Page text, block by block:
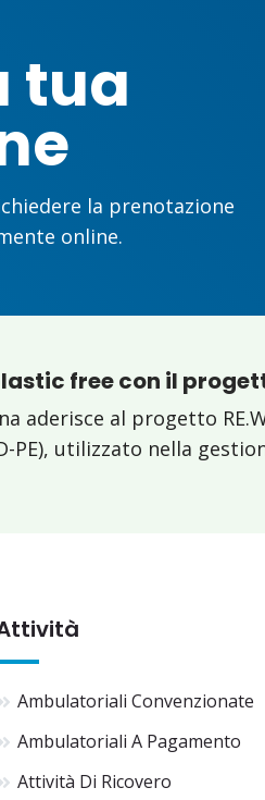
tua
la prenotazione
online.
free con il
aderisce al progetto
PE), utilizzato nella
Ambulatoriali Convenzionate
Ambulatoriali A Pagamento
Attività Di Ricovero